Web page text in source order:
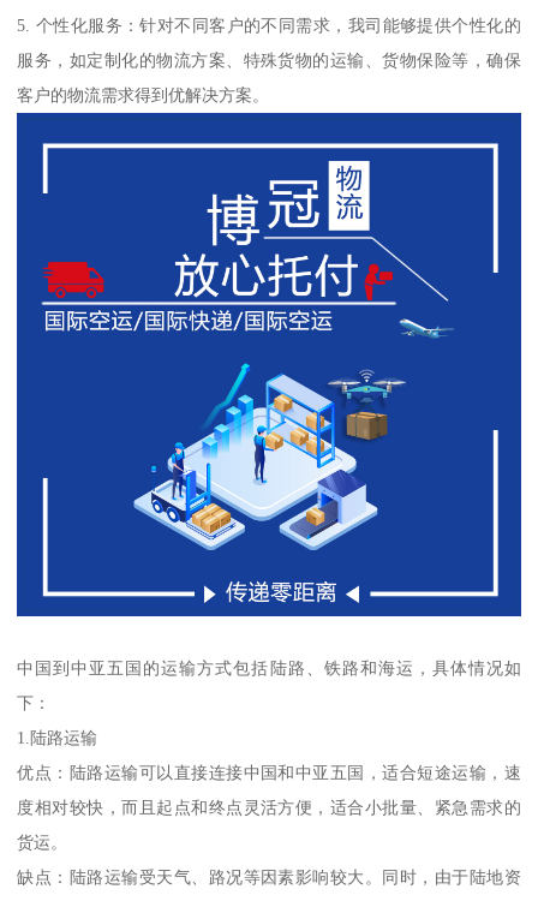
5. 个性化服务：针对不同客户的不同需求，我司能够提供个性化的
服务，如定制化的物流方案、特殊货物的运输、货物保险等，确保
客户的物流需求得到优解决方案。
中国到中亚五国的运输方式包括陆路、铁路和海运，具体情况如
下：
1.陆路运输
优点：陆路运输可以直接连接中国和中亚五国，适合短途运输，速
度相对较快，而且起点和终点灵活方便，适合小批量、紧急需求的
货运。
缺点：陆路运输受天气、路况等因素影响较大。同时，由于陆地资